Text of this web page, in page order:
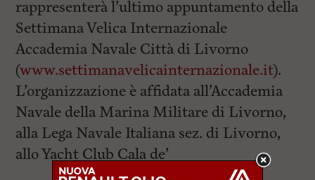
rappresenterà l’ultimo appuntamento della
Settimana Velica Internazionale
Accademia Navale Città di Livorno
(www.settimanavelicainternazionale.it).
L’organizzazione è affidata all’Accademia
Navale della Marina Militare di Livorno,
alla Lega Navale Italiana sez. di Livorno,
alloYacht Club Cala de’